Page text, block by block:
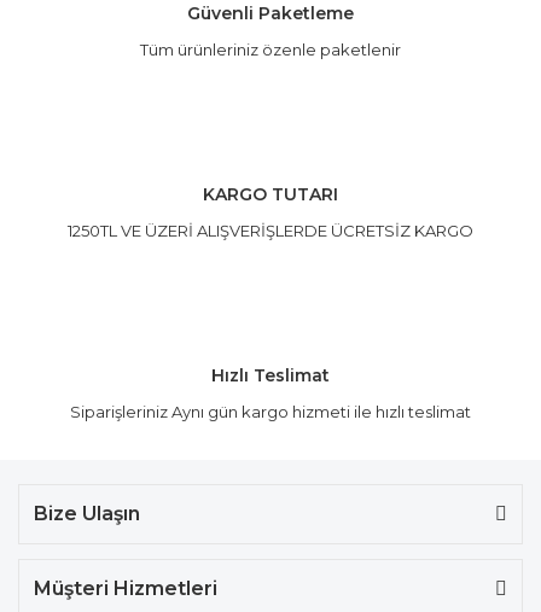
Güvenli Paketleme
Tüm ürünleriniz özenle paketlenir
KARGO TUTARI
1250TL VE ÜZERİ ALIŞVERİŞLERDE ÜCRETSİZ KARGO
Hızlı Teslimat
Siparişleriniz Aynı gün kargo hizmeti ile hızlı teslimat
Bize Ulaşın
Müşteri Hizmetleri